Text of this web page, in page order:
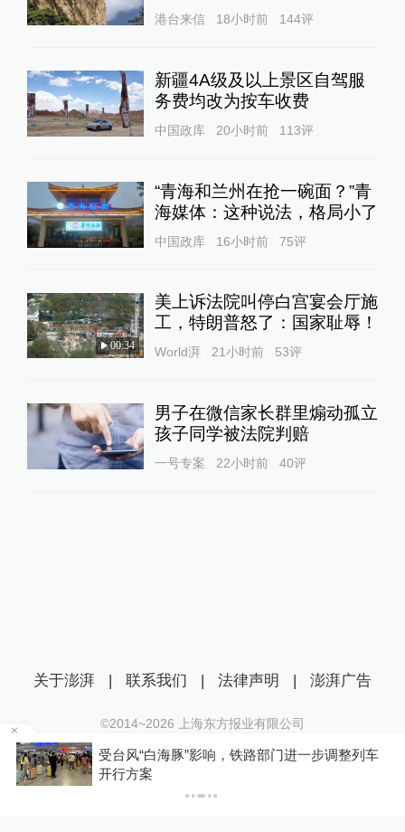
港台来信 18小时前 144评
新疆4A级及以上景区自驾服
务费均改为按车收费
中国政库 20小时前 113评
“青海和兰州在抢一碗面？”青
海媒体：这种说法，格局小了
中国政库 16小时前 75评
00:34
美上诉法院叫停白宫宴会厅施
工，特朗普怒了：国家耻辱！
World湃 21小时前 53评
男子在微信家长群里煽动孤立
孩子同学被法院判赔
一号专案 22小时前 40评
受台风“白海豚”影响，铁路部门进一步调整列车
开行方案
关于澎湃 | 联系我们 | 法律声明 | 澎湃广告
©2014~2026 上海东方报业有限公司
沪ICP证：沪B2-20170116 | 沪ICP备14003370号
互联网新闻信息服务许可证：31120170006
沪公网安备 31010602000299号